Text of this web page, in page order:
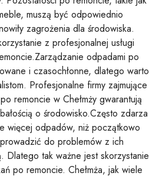
muszą być odpowiednio
zagrożenia dla środowiska.
z profesjonalnej usługi
odpadami po
i czasochłonne, dlatego warto
Profesjonalne firmy zajmujące
remoncie w Chełmży gwarantują
o środowisko.Często zdarza
więcej odpadów, niż początkowo
do problemów z ich
Dlatego tak ważne jest skorzystanie
po remoncie. Chełmża, jak wiele